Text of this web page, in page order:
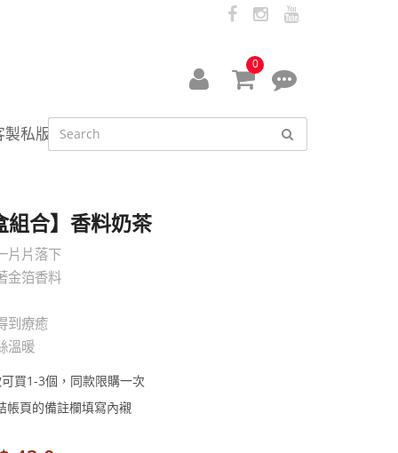
facebook
instagram
youtube
會
員
中
0
線
上
客
製私版
組合】香料奶茶
片片落下
金箔香料
到療癒
溫暖
買1-3個，同款限購一次
帳頁的備註欄填寫內襯